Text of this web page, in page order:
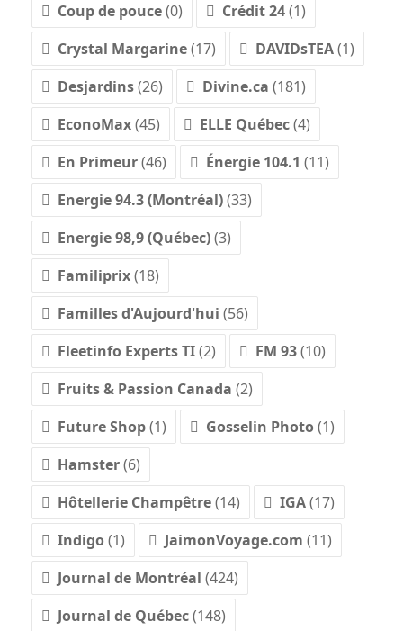
Coup de pouce(0) Crédit 24(1)
Crystal Margarine(17) DAVIDsTEA(1)
Desjardins(26) Divine.ca (181)
EconoMax(45) ELLE Québec(4)
En Primeur(46) Énergie 104.1 (11)
Energie 94.3 (Montréal)(33)
Energie 98,9 (Québec)(3)
Familiprix(18)
Familles d'Aujourd'hui (56)
Fleetinfo Experts TI(2) FM 93(10)
Fruits & Passion Canada (2)
Future Shop(1) Gosselin Photo(1)
Hamster(6)
Hôtellerie Champêtre(14) IGA(17)
Indigo(1) JaimonVoyage.com (11)
Journal de Montréal (424)
Journal de Québec(148)